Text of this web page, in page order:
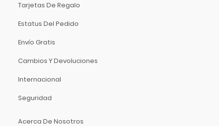
IK Multimedia
Inter M
Istanbul Agop
Izmir
Juga
Tarjetas De Regalo
Estatus Del Pedido
Envío Gratis
Cambios Y Devoluciones
Internacional
Seguridad
Acerca De Nosotros